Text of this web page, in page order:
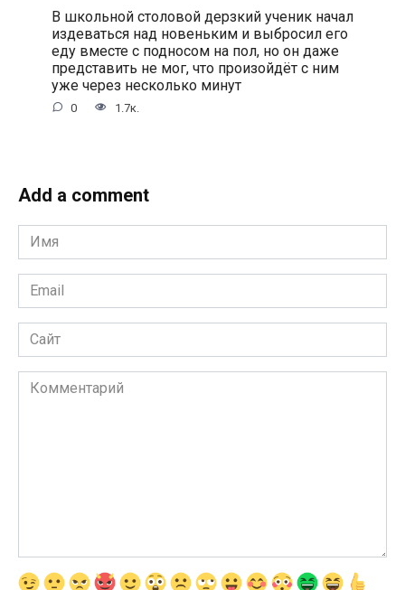
В школьной столовой дерзкий ученик начал
издеваться над новеньким и выбросил его
еду вместе с подносом на пол, но он даже
представить не мог, что произойдёт с ним
уже через несколько минут
0 1.7к.
Add a comment
Имя
*
Email
*
Сайт
Комментарий